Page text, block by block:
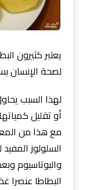
يعتبر كثيرون
لصحة الإنسان
لهذا السبب
أو تقليل
مع هذا من
السلولوز
والبوتاسيوم
البطاطا عنصرا